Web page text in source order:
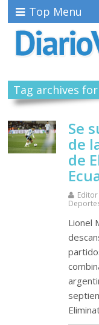
Top Menu
Tag archives
Se
de
de
Editor
Lionel